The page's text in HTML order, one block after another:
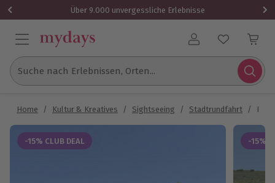
Über 9.000 unvergessliche Erlebnisse
Benutzerkonto
Suche nach Erlebnissen, Orten...
Home / Kultur & Kreatives / Sightseeing / Stadtrundfahrt /
-15% CLUB DEAL -15%